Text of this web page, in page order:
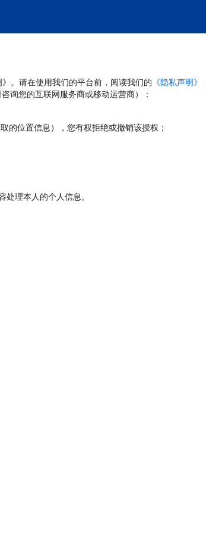
。请在使用我们的平台前，阅读我们的 《隐私声明》
询您的互联网服务商或移动运营商）：
的位置信息），您有权拒绝或撤销该授权；
处理本人的个人信息。